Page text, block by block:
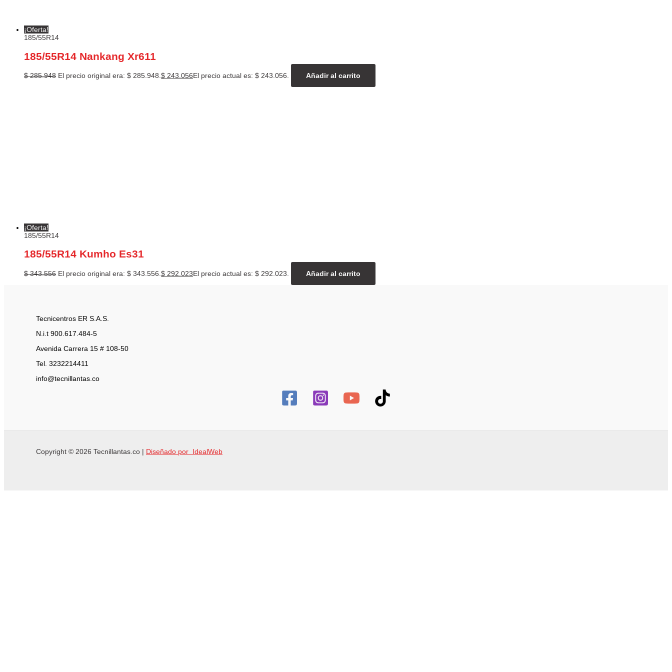
¡Oferta!
185/55R14
185/55R14 Nankang Xr611
$285.948 El precio original era: $ 285.948. $ 243.056El precio actual es: $ 243.056. Añadir al carrito
¡Oferta!
185/55R14
185/55R14 Kumho Es31
$343.556 El precio original era: $ 343.556. $ 292.023El precio actual es: $ 292.023. Añadir al carrito
Tecnicentros ER S.A.S.
N.i.t 900.617.484-5
Avenida Carrera 15 # 108-50
Tel. 3232214411
info@tecnillantas.co
Copyright © 2026 Tecnillantas.co | Diseñado por IdealWeb